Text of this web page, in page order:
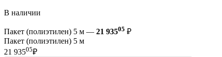
В наличии
Пакет (полиэтилен) 5 м — 21 93505 ₽
Пакет (полиэтилен) 5 м
21 93505₽